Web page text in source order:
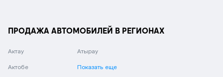
ПРОДАЖА АВТОМОБИЛЕЙ В РЕГИОНАХ
Актау
Актобе
Атырау
Показать еще